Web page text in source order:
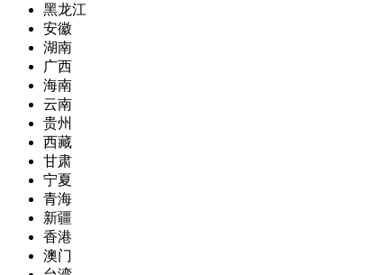
黑龙江
安徽
湖南
广西
海南
云南
贵州
西藏
甘肃
宁夏
青海
新疆
香港
澳门